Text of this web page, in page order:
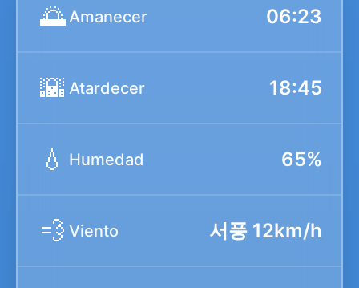
🌅 Amanecer 06:23
🌇 Atardecer 18:45
💧 Humedad 65%
💨 Viento 서풍 12km/h